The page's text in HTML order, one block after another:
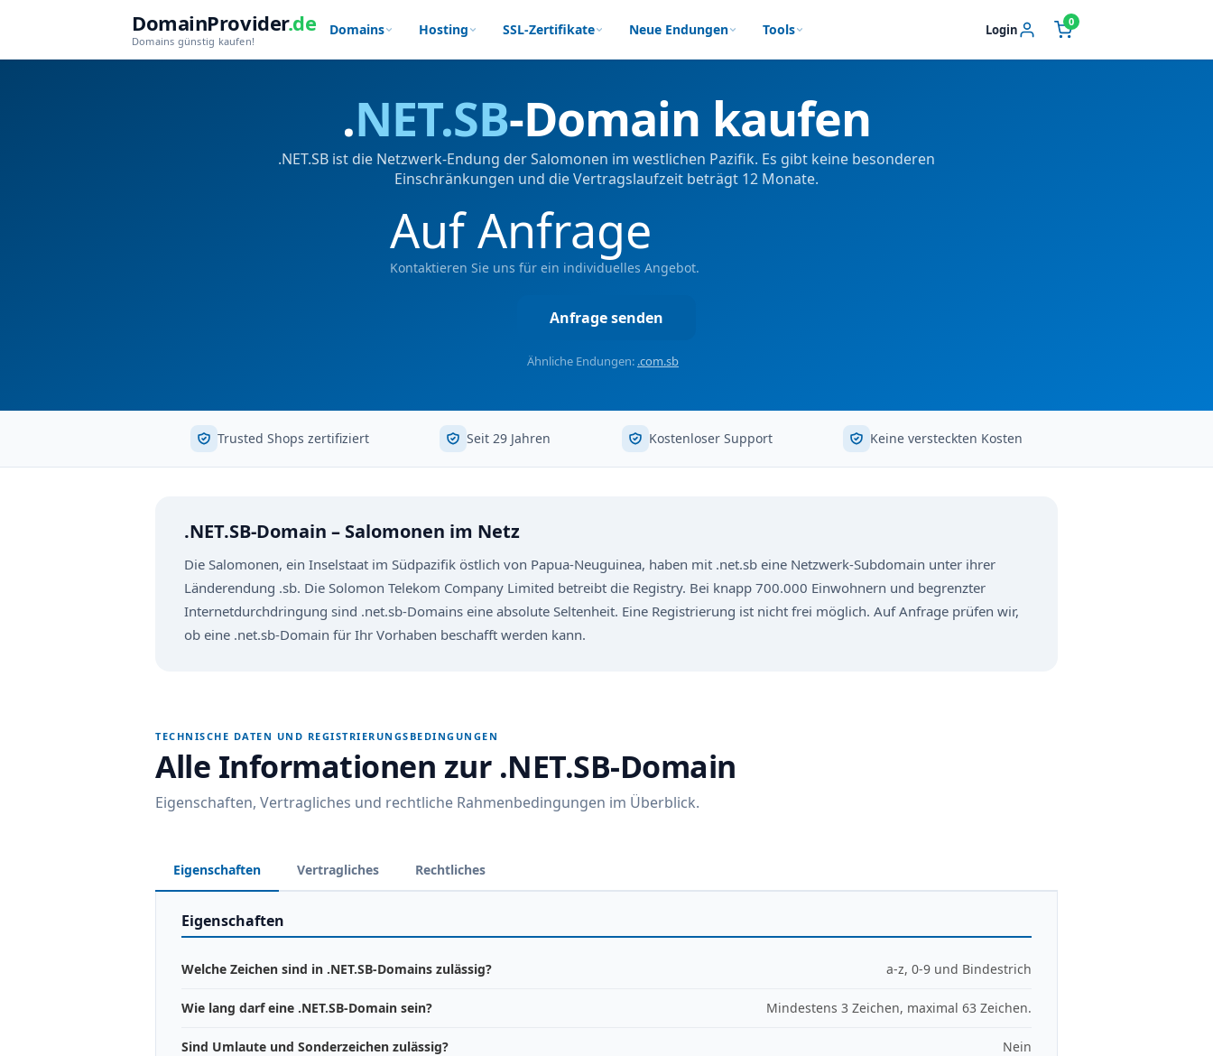
DomainProvider.de
Domains günstig kaufen!
Domains Hosting SSL-Zertifikate Neue Endungen Tools Login 0
.NET.SB-Domain kaufen
.NET.SB ist die Netzwerk-Endung der Salomonen im westlichen Pazifik. Es gibt keine besonderen
Einschränkungen und die Vertragslaufzeit beträgt 12 Monate.
Auf Anfrage
Kontaktieren Sie uns für ein individuelles Angebot.
Anfrage senden
Ähnliche Endungen: .com.sb
Trusted Shops zertifiziert Seit 29 Jahren Kostenloser Support Keine versteckten Kosten
.NET.SB-Domain – Salomonen im Netz
Die Salomonen, ein Inselstaat im Südpazifik östlich von Papua-Neuguinea, haben mit .net.sb eine Netzwerk-Subdomain unter ihrer
Länderendung .sb. Die Solomon Telekom Company Limited betreibt die Registry. Bei knapp 700.000 Einwohnern und begrenzter
Internetdurchdringung sind .net.sb-Domains eine absolute Seltenheit. Eine Registrierung ist nicht frei möglich. Auf Anfrage prüfen wir,
ob eine .net.sb-Domain für Ihr Vorhaben beschafft werden kann.
TECHNISCHE DATEN UND REGISTRIERUNGSBEDINGUNGEN
Alle Informationen zur .NET.SB-Domain
Eigenschaften, Vertragliches und rechtliche Rahmenbedingungen im Überblick.
Eigenschaften Vertragliches Rechtliches
Eigenschaften
Welche Zeichen sind in .NET.SB-Domains zulässig? a-z, 0-9 und Bindestrich
Wie lang darf eine .NET.SB-Domain sein? Mindestens 3 Zeichen, maximal 63 Zeichen.
Sind Umlaute und Sonderzeichen zulässig? Nein